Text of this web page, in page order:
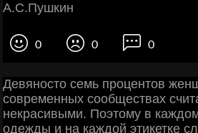
А.С.Пушкин
0 0 0
Девяносто семь процентов
современных сообществах
некрасивыми. Поэтому в
одежды и на каждой этикетке